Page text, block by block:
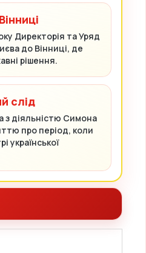
Директорія та Уряд
до Вінниці, де
рішення.
слід
з діяльністю Симона
про період, коли
української